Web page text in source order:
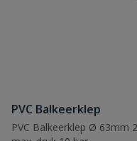
PVC Balkeerklep
PVC Balkeerklep Ø 63mm